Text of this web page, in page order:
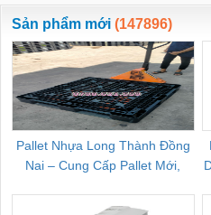
ewara
Sản phẩm mới (147896)
Pallet Nhựa Long Thành Đồng
Nai – Cung Cấp Pallet Mới,